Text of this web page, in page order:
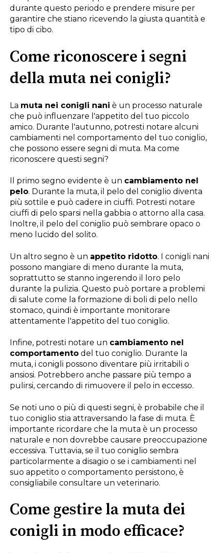
durante questo periodo e prendere misure per
garantire che stiano ricevendo la giusta quantità e
tipo di cibo.
Come riconoscere i segni
della muta nei conigli?
La muta nei conigli nani è un processo naturale
che può influenzare l'appetito del tuo piccolo
amico. Durante l'autunno, potresti notare alcuni
cambiamenti nel comportamento del tuo coniglio,
che possono essere segni di muta. Ma come
riconoscere questi segni?
Il primo segno evidente è un cambiamento nel
pelo. Durante la muta, il pelo del coniglio diventa
più sottile e può cadere in ciuffi. Potresti notare
ciuffi di pelo sparsi nella gabbia o attorno alla casa.
Inoltre, il pelo del coniglio può sembrare opaco o
meno lucido del solito.
Un altro segno è un appetito ridotto. I conigli nani
possono mangiare di meno durante la muta,
soprattutto se stanno ingerendo il loro pelo
durante la pulizia. Questo può portare a problemi
di salute come la formazione di boli di pelo nello
stomaco, quindi è importante monitorare
attentamente l'appetito del tuo coniglio.
Infine, potresti notare un cambiamento nel
comportamento del tuo coniglio. Durante la
muta, i conigli possono diventare più irritabili o
ansiosi. Potrebbero anche passare più tempo a
pulirsi, cercando di rimuovere il pelo in eccesso.
Se noti uno o più di questi segni, è probabile che il
tuo coniglio stia attraversando la fase di muta. È
importante ricordare che la muta è un processo
naturale e non dovrebbe causare preoccupazione
eccessiva. Tuttavia, se il tuo coniglio sembra
particolarmente a disagio o se i cambiamenti nel
suo appetito o comportamento persistono, è
consigliabile consultare un veterinario.
Come gestire la muta dei
conigli in modo efficace?